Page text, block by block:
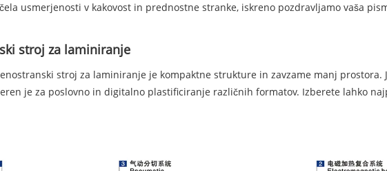
usmerjenosti v kakovost in prednostne stranke, iskreno pozdravljamo vaša
stroj za laminiranje
stroj za laminiranje je kompaktne strukture in zavzame manj
je za poslovno in digitalno plastificiranje različnih formatov. Izberete lahko